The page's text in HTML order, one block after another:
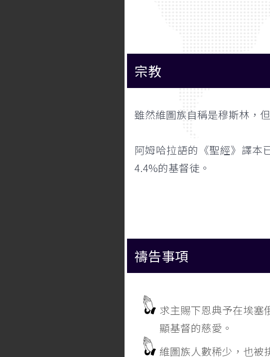
宗教
雖然維圖族自稱是穆斯林，
阿姆哈拉語的《聖經》譯本
4.4%的基督徒。
禱告事項
求主賜下恩典予在埃塞
顯基督的慈愛。
維圖族人數稀少，也被